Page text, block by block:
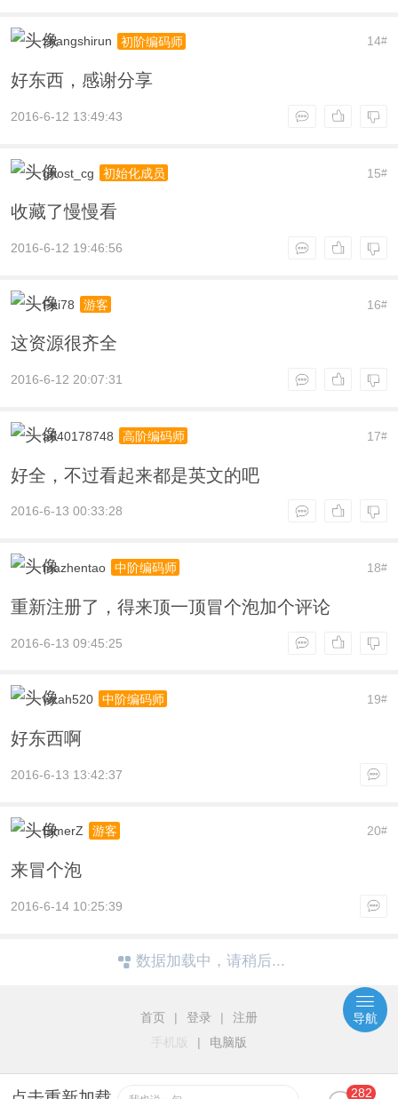
14#
zhangshirun 初阶编码师
好东西，感谢分享
2016-6-12 13:49:43
15#
ghost_cg 初始化成员
收藏了慢慢看
2016-6-12 19:46:56
16#
Fei78 游客
这资源很齐全
2016-6-12 20:07:31
17#
a640178748 高阶编码师
好全，不过看起来都是英文的吧
2016-6-13 00:33:28
18#
mazhentao 中阶编码师
重新注册了，得来顶一顶冒个泡加个评论
2016-6-13 09:45:25
19#
wzah520 中阶编码师
好东西啊
2016-6-13 13:42:37
20#
ElmerZ 游客
来冒个泡
2016-6-14 10:25:39
282
数据加载中，请稍后...
首页 | 登录 |
注册
手机版
| 电脑版
导航